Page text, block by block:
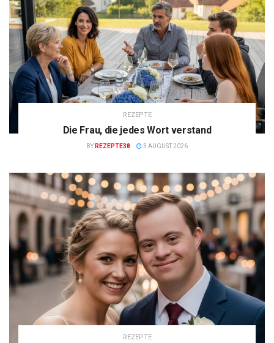
REZEPTE
Die Frau, die jedes Wort verstand
BY REZEPTE38 3 AUGUST 2026
REZEPTE